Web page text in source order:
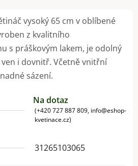
vysoký 65 cm v oblíbené
z kvalitního
s práškovým lakem, je odolný
i dovnitř. Včetně vnitřní
sázení.
Na dotaz
(+420 727 887 809, info@eshop-
kvetinace.cz)
31265103065